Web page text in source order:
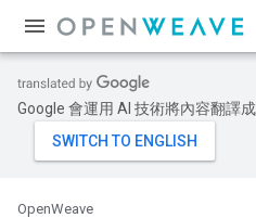
Google 會運用 AI 技術將內容翻譯
OpenWeave